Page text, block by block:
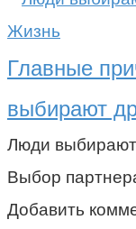
Жизнь
Главные
выбирают
Люди выбирают
Выбор
Добавить